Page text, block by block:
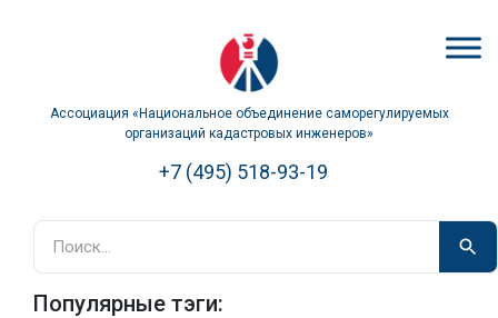
Ассоциация «Национальное объединение саморегулируемых
организаций кадастровых инженеров»
+7 (495) 518-93-19
Популярные тэги: